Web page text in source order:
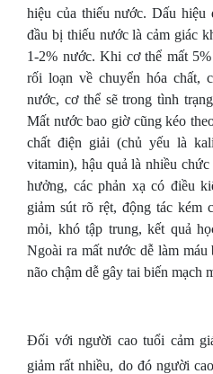
hiệu của thiếu nước. Dấu hiệu
đầu bị thiếu nước là cảm giác
1-2% nước. Khi cơ thể mất
rối loạn về chuyển hóa chất,
nước, cơ thể sẽ trong tình
Mất nước bao giờ cũng kéo
chất điện giải (chủ yếu là
vitamin), hậu quả là nhiều
hưởng, các phản xạ có điều
giảm sút rõ rệt, động tác kém
mỏi, khó tập trung, kết quả
Ngoài ra mất nước dễ làm
não chậm dễ gây tai biến mạch
Đối với người cao tuổi cảm
giảm rất nhiều, do đó người